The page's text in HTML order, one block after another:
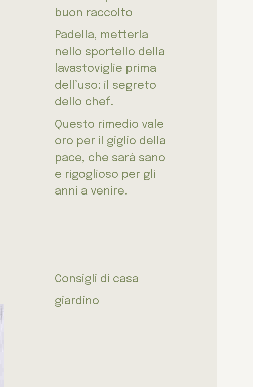
buon raccolto
Padella, metterla
nello sportello della
lavastoviglie prima
dell’uso: il segreto
dello chef.
Questo rimedio vale
oro per il giglio della
pace, che sarà sano
e rigoglioso per gli
anni a venire.
Consigli di casa
giardino